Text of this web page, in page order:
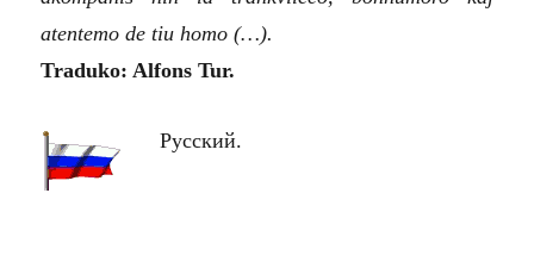
atentemo de tiu homo(…).
Traduko: Alfons Tur.
Русский.